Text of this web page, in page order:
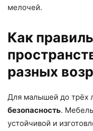
мелочей.
Как
разных
Для малышей до трёх
безопасность.
устойчивой и